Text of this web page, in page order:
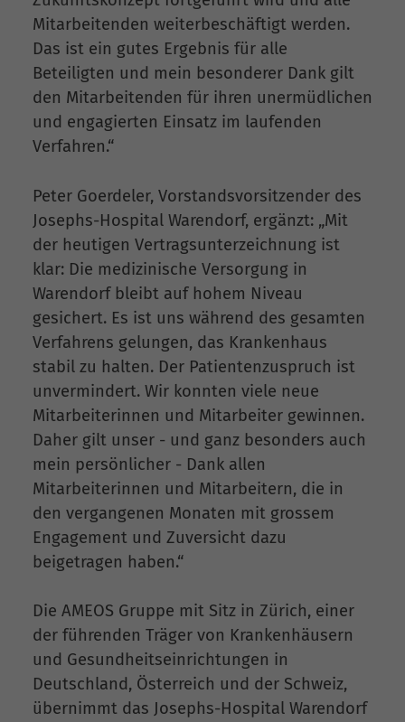
Mitarbeitenden weiterbeschäftigt werden.
Das ist ein gutes Ergebnis für alle
Beteiligten und mein besonderer Dank gilt
den Mitarbeitenden für ihren unermüdlichen
und engagierten Einsatz im laufenden
Verfahren.“
Peter Goerdeler, Vorstandsvorsitzender des
Josephs-Hospital Warendorf, ergänzt: „Mit
der heutigen Vertragsunterzeichnung ist
klar: Die medizinische Versorgung in
Warendorf bleibt auf hohem Niveau
gesichert. Es ist uns während des gesamten
Verfahrens gelungen, das Krankenhaus
stabil zu halten. Der Patientenzuspruch ist
unvermindert. Wir konnten viele neue
Mitarbeiterinnen und Mitarbeiter gewinnen.
Daher gilt unser - und ganz besonders auch
mein persönlicher - Dank allen
Mitarbeiterinnen und Mitarbeitern, die in
den vergangenen Monaten mit grossem
Engagement und Zuversicht dazu
beigetragen haben.“
Die AMEOS Gruppe mit Sitz in Zürich, einer
der führenden Träger von Krankenhäusern
und Gesundheitseinrichtungen in
Deutschland, Österreich und der Schweiz,
übernimmt das Josephs-Hospital Warendorf